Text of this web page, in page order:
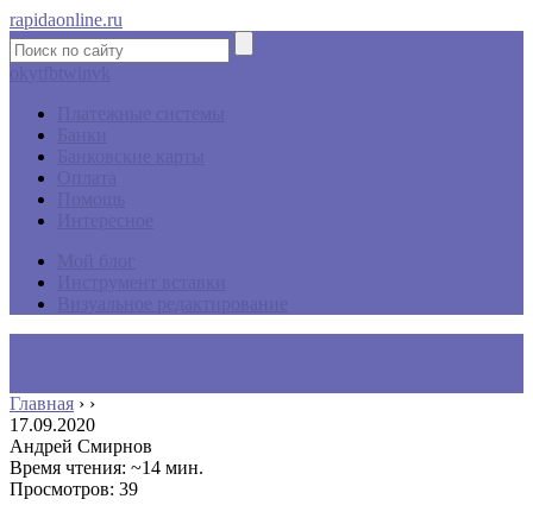
rapidaonline.ru
Главная › ›
17.09.2020
Андрей Смирнов
Время чтения: ~14 мин.
Просмотров: 39